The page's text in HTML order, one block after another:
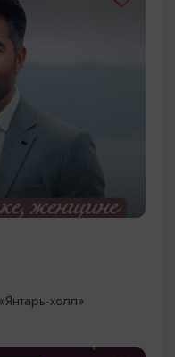
холл»